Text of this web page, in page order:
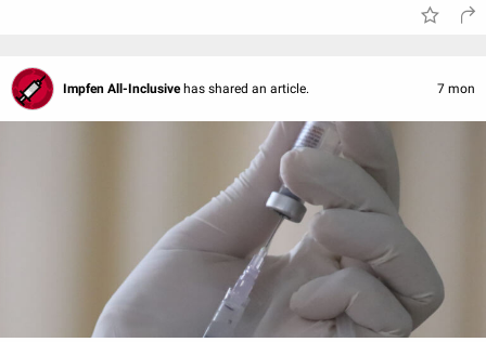
Impfen All-Inclusive has shared an article. 7 mon